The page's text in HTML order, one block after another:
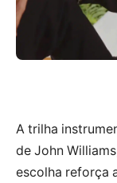
A trilha
de John
escolha reforça